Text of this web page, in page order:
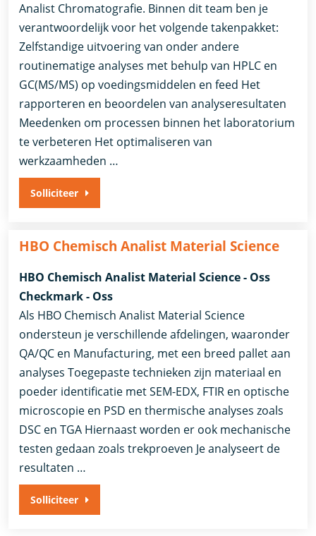
Analist Chromatografie. Binnen dit team ben je
verantwoordelijk voor het volgende takenpakket:
Zelfstandige uitvoering van onder andere
routinematige analyses met behulp van HPLC en
GC(MS/MS) op voedingsmiddelen en feed Het
rapporteren en beoordelen van analyseresultaten
Meedenken om processen binnen het laboratorium
te verbeteren Het optimaliseren van
werkzaamheden …
Solliciteer
HBO Chemisch Analist Material Science
HBO Chemisch Analist Material Science - Oss
Checkmark - Oss
Als HBO Chemisch Analist Material Science
ondersteun je verschillende afdelingen, waaronder
QA/QC en Manufacturing, met een breed pallet aan
analyses Toegepaste technieken zijn materiaal en
poeder identificatie met SEM-EDX, FTIR en optische
microscopie en PSD en thermische analyses zoals
DSC en TGA Hiernaast worden er ook mechanische
testen gedaan zoals trekproeven Je analyseert de
resultaten …
Solliciteer